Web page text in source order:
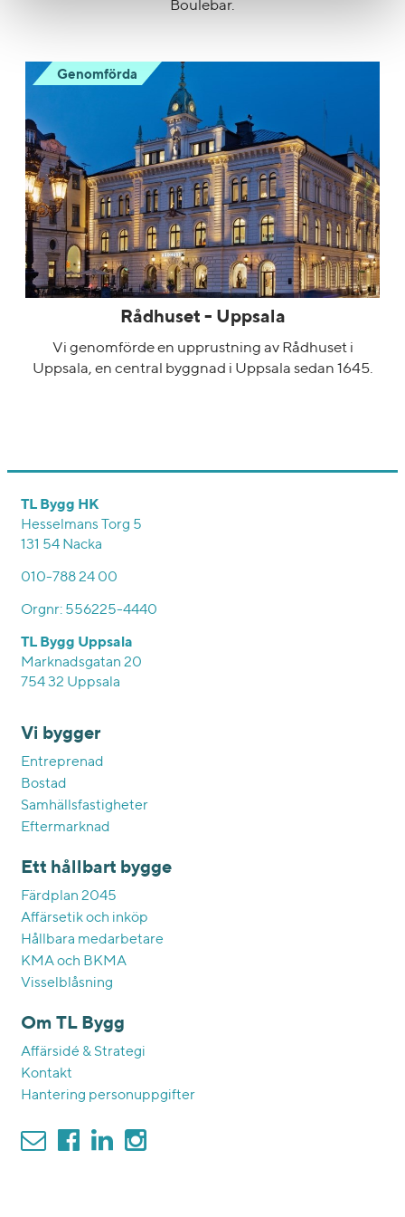
Boulebar.
Genomförda
Rådhuset - Uppsala
Vi genomförde en upprustning av Rådhuset i
Uppsala, en central byggnad i Uppsala sedan 1645.
TL Bygg HK
Hesselmans Torg 5
131 54 Nacka
010-788 24 00
Orgnr: 556225-4440
TL Bygg Uppsala
Marknadsgatan 20
754 32 Uppsala
Vi bygger
Entreprenad
Bostad
Samhällsfastigheter
Eftermarknad
Ett hållbart bygge
Färdplan 2045
Affärsetik och inköp
Hållbara medarbetare
KMA och BKMA
Visselblåsning
Om TL Bygg
Affärsidé & Strategi
Kontakt
Hantering personuppgifter